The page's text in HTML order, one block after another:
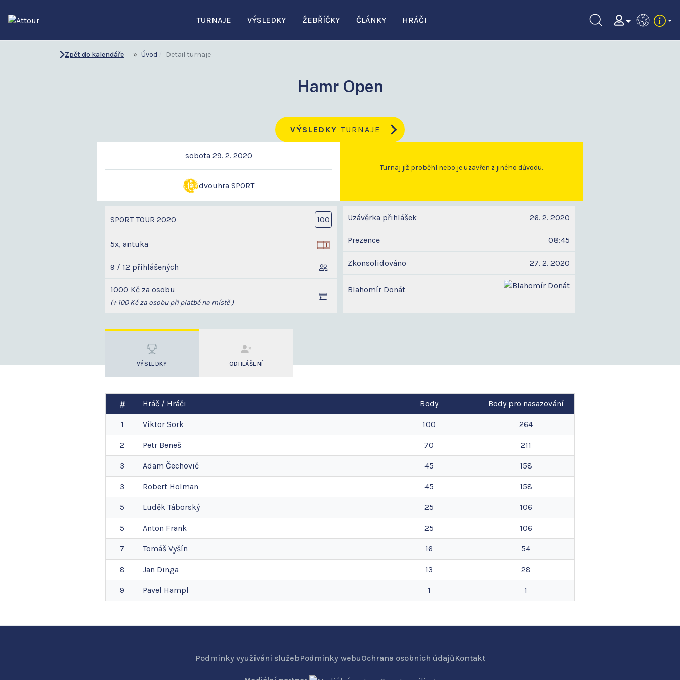
TURNAJE VÝSLEDKY ŽEBŘÍČKY ČLÁNKY HRÁČI
EN
Úvod Detail turnaje
Zpět do kalendáře
Hamr Open
VÝSLEDKY TURNAJE
sobota 29. 2. 2020
dvouhra SPORT
Turnaj již proběhl nebo je uzavřen z jiného důvodu.
SPORT TOUR 2020 100
5x, antuka
9 / 12 přihlášených
1000 Kč za osobu
(+ 100 Kč za osobu při platbě na místě )
Uzávěrka přihlášek 26. 2. 2020
Prezence 08:45
Zkonsolidováno 27. 2. 2020
Blahomír Donát
VÝSLEDKY ODHLÁŠENÍ
Hráč / Hráči Body Body pro nasazování
1 Viktor Sork 100 264
2 Petr Beneš 70 211
3 Adam Čechovič 45 158
3 Robert Holman 45 158
5 Luděk Táborský 25 106
5 Anton Frank 25 106
7 Tomáš Vyšín 16 54
8 Jan Dinga 13 28
9 Pavel Hampl 1 1
Podmínky využívání služebPodmínky webuOchrana osobních údajůKontakt